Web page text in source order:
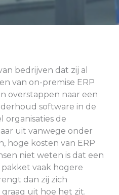
bedrijven dat zij al
van on-premise ERP
overstappen naar een
software in de
organisaties de
uit vanwege onder
hoge kosten van ERP
niet weten is dat een
vaak hogere
dan zij zich
uit hoe het zit.